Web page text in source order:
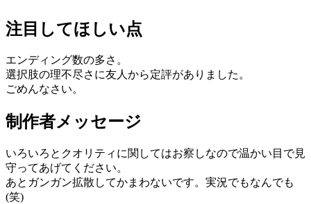
注目してほしい点
エンディング数の多さ。
選択肢の理不尽さに友人から定評がありました。
ごめんなさい。
制作者メッセージ
いろいろとクオリティに関してはお察しなので温かい目で見
守ってあげてください。
あとガンガン拡散してかまわないです。実況でもなんでも
(笑)